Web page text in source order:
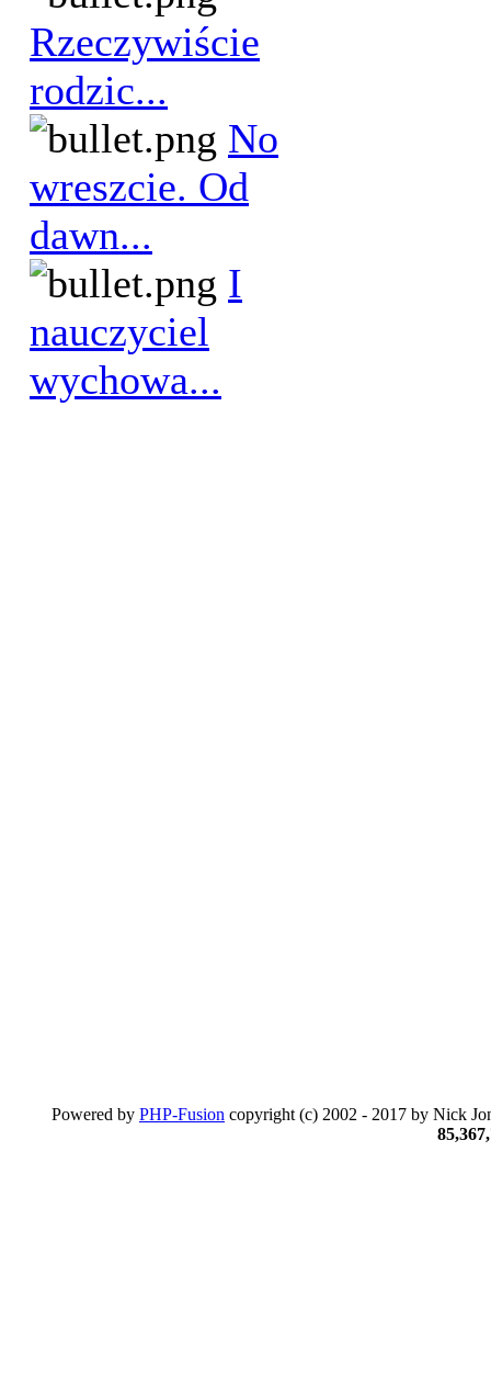
Rzeczywiście
rodzic...
No
wreszcie. Od
dawn...
I
nauczyciel
wychowa...
Powered by PHP-Fusion copyright (c) 2002 - 2017 by Nick